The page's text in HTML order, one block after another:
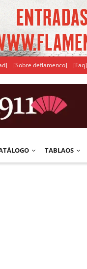
[Sobre deflamenco] [Faq]
TABLAOS